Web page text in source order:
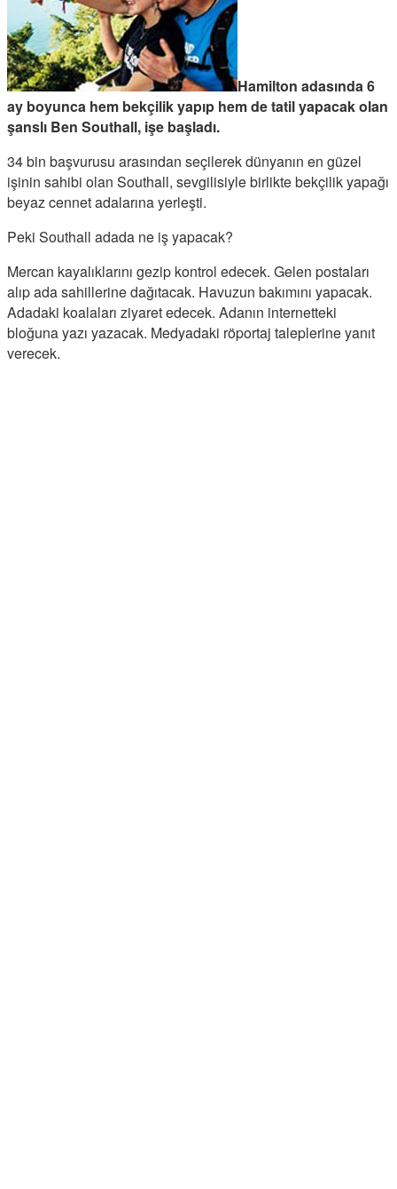
Hamilton adasında 6
ay boyunca hem bekçilik yapıp hem de tatil yapacak olan
şanslı Ben Southall, işe başladı.
34 bin başvurusu arasından seçilerek dünyanın en güzel
işinin sahibi olan Southall, sevgilisiyle birlikte bekçilik yapağı
beyaz cennet adalarına yerleşti.
Peki Southall adada ne iş yapacak?
Mercan kayalıklarını gezip kontrol edecek. Gelen postaları
alıp ada sahillerine dağıtacak. Havuzun bakımını yapacak.
Adadaki koalaları ziyaret edecek. Adanın internetteki
bloğuna yazı yazacak. Medyadaki röportaj taleplerine yanıt
verecek.